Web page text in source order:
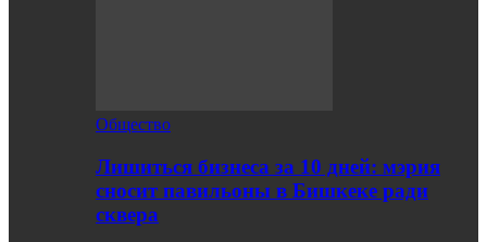
Общество
Лишиться бизнеса за 10 дней: мэрия
сносит павильоны в Бишкеке ради
сквера